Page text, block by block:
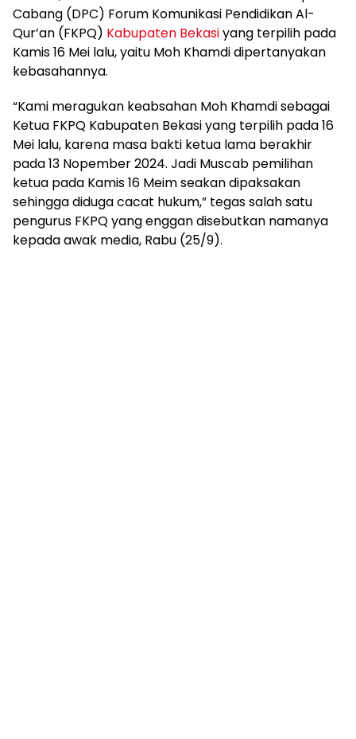
Cabang (DPC) Forum Komunikasi Pendidikan Al-
Qur’an (FKPQ) Kabupaten Bekasiyang terpilih pada
Kamis 16 Mei lalu, yaitu Moh Khamdi dipertanyakan
kebasahannya.
“Kami meragukan keabsahan Moh Khamdi sebagai
Ketua FKPQ Kabupaten Bekasi yang terpilih pada 16
Mei lalu, karena masa bakti ketua lama berakhir
pada 13 Nopember 2024. Jadi Muscab pemilihan
ketua pada Kamis 16 Meim seakan dipaksakan
sehingga diduga cacat hukum,” tegas salah satu
pengurus FKPQ yang enggan disebutkan namanya
kepada awak media, Rabu (25/9).